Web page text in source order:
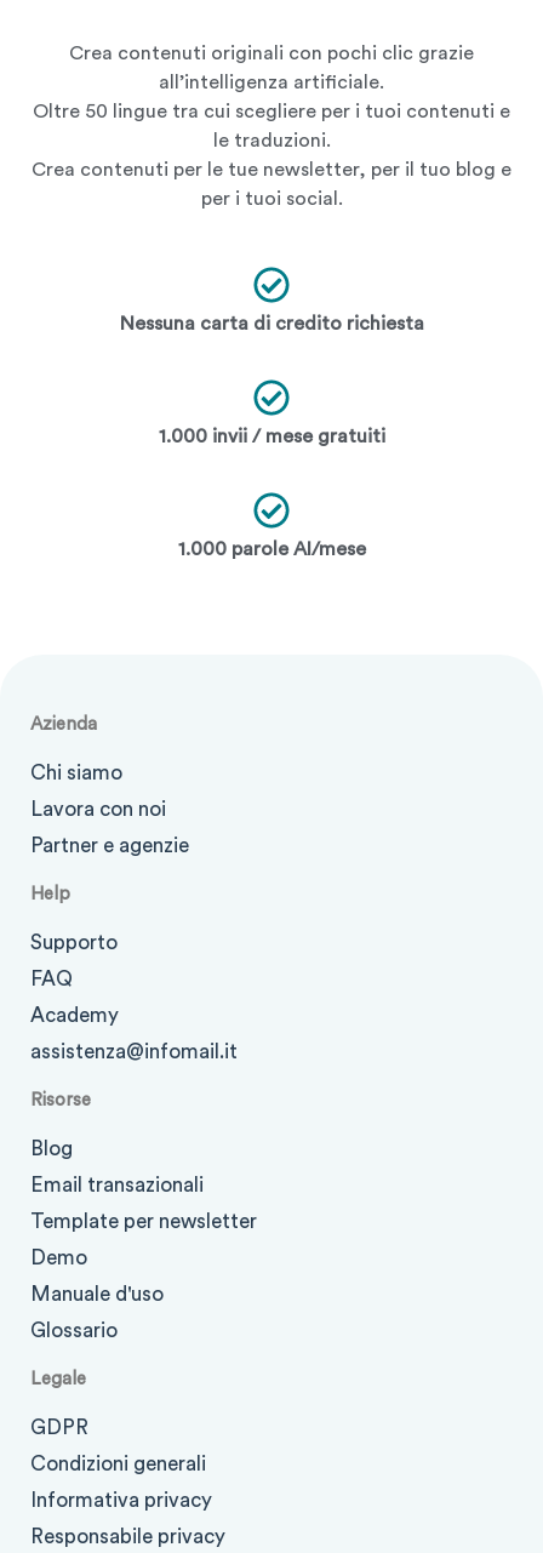
Crea contenuti originali con pochi clic grazie
all’intelligenza artificiale.
Oltre 50 lingue tra cui scegliere per i tuoi contenuti e
le traduzioni.
Crea contenuti per le tue newsletter, per il tuo blog e
per i tuoi social.
Nessuna carta di credito richiesta
1.000 invii / mese gratuiti
1.000 parole AI/mese
Azienda
Chi siamo
Lavora con noi
Partner e agenzie
Help
Supporto
FAQ
Academy
assistenza@infomail.it
Risorse
Blog
Email transazionali
Template per newsletter
Demo
Manuale d'uso
Glossario
Legale
GDPR
Condizioni generali
Informativa privacy
Responsabile privacy